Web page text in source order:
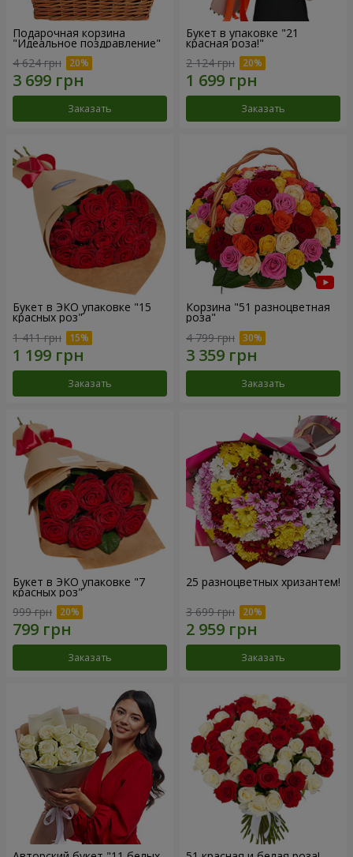
Подарочная корзина
"Идеальное поздравление"
4 624 грн
Заказать
Букет в упаковке "21
красная роза!"
2 124 грн
Заказать
Букет в ЭКО упаковке "15
красных роз"
1 411 грн
Заказать
Корзина "51 разноцветная
роза"
4 799 грн
Заказать
Букет в ЭКО упаковке "7
красных роз"
999 грн
Заказать
25 разноцветных хризантем!
3 699 грн
Заказать